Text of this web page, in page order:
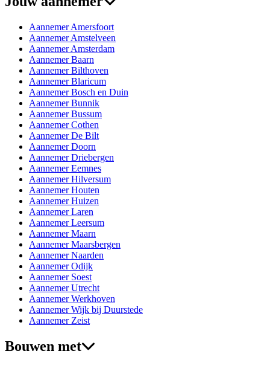
Aannemer Amersfoort
Aannemer Amstelveen
Aannemer Amsterdam
Aannemer Baarn
Aannemer Bilthoven
Aannemer Blaricum
Aannemer Bosch en Duin
Aannemer Bunnik
Aannemer Bussum
Aannemer Cothen
Aannemer De Bilt
Aannemer Doorn
Aannemer Driebergen
Aannemer Eemnes
Aannemer Hilversum
Aannemer Houten
Aannemer Huizen
Aannemer Laren
Aannemer Leersum
Aannemer Maarn
Aannemer Maarsbergen
Aannemer Naarden
Aannemer Odijk
Aannemer Soest
Aannemer Utrecht
Aannemer Werkhoven
Aannemer Wijk bij Duurstede
Aannemer Zeist
Bouwen met